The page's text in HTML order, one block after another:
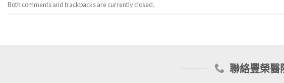
Both comments and trackbacks are currently closed.
聯絡豐榮醫